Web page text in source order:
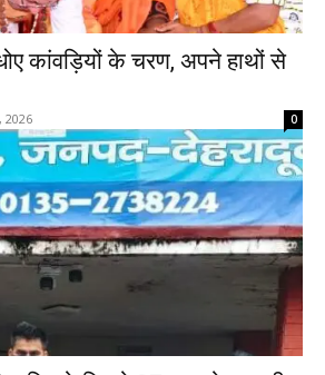
कांवड़ियों के चरण, अपने हाथों से
2026 0